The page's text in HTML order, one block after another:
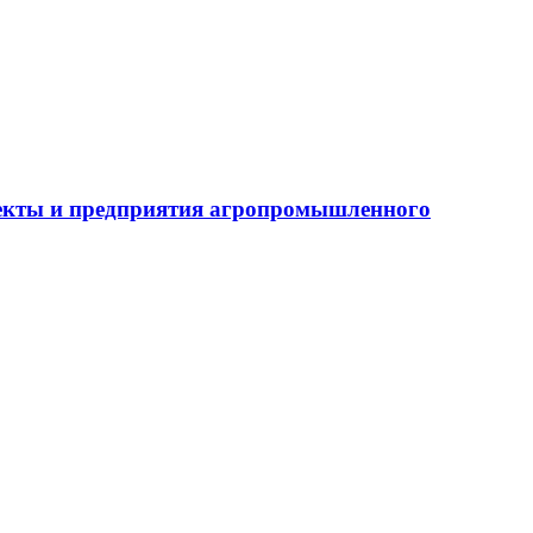
и предприятия агропромышленного